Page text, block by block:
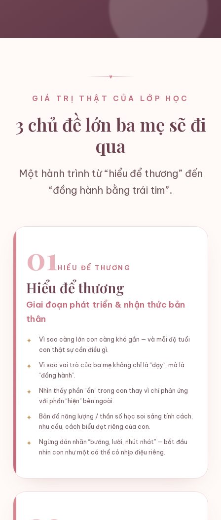
♥
GIÁ TRỊ THẬT CỦA LỚP HỌC
3 chủ đề lớn ba mẹ sẽ đi
qua
Một hành trình từ “hiểu để thương” đến
“đồng hành bằng trái tim”.
01 HIỂU ĐỂ THƯƠNG
Hiểu để thương
Giai đoạn phát triển & nhận thức bản
thân
Vì sao càng lớn con càng khó gần — và mỗi độ tuổi
con thật sự cần điều gì.
Vì sao vai trò của ba mẹ không chỉ là “dạy”, mà là
“đồng hành”.
Nhìn thấy phần “ẩn” trong con thay vì chỉ phản ứng
với phần “hiện” bên ngoài.
Bản đồ năng lượng / thần số học soi sáng tính cách,
nhu cầu, cách biểu đạt riêng của con.
Ngừng dán nhãn “bướng, lười, nhút nhát” — bắt đầu
nhìn con như một cá thể có nhịp điệu riêng.